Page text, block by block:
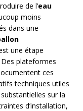
de l’eau
moins
dans une
une étape
plateformes
ces
techniques utiles
sur la
d’installation,